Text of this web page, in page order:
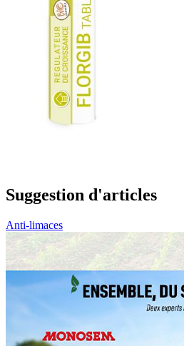
Suggestion d'articles
Anti-limaces